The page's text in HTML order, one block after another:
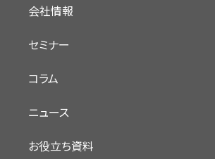
会社情報
セミナー
コラム
ニュース
お役立ち資料